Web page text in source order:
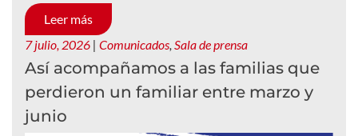
Leer más
7 julio, 2026 | Comunicados, Sala de prensa
Así acompañamos a las familias que
perdieron un familiar entre marzo y
junio